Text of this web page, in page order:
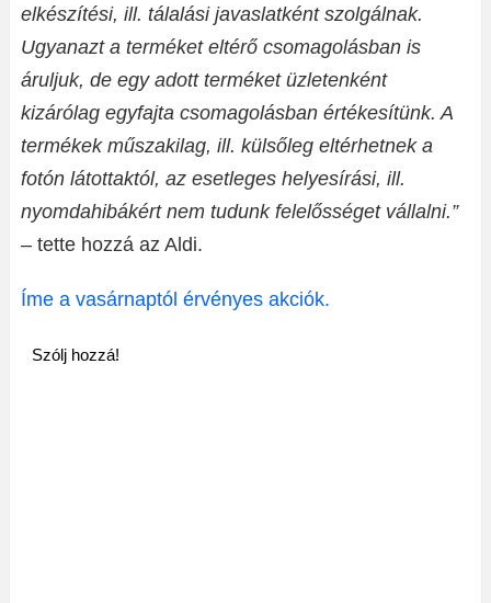
elkészítési, ill. tálalási javaslatként szolgálnak.
Ugyanazt a terméket eltérő csomagolásban is
áruljuk, de egy adott terméket üzletenként
kizárólag egyfajta csomagolásban értékesítünk. A
termékek műszakilag, ill. külsőleg eltérhetnek a
fotón látottaktól, az esetleges helyesírási, ill.
nyomdahibákért nem tudunk felelősséget vállalni.”
– tette hozzá az Aldi.
Íme a vasárnaptól érvényes akciók.
Szólj hozzá!